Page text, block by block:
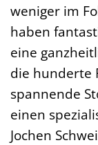
weniger im
haben
eine
die hunderte
spannende
einen
Jochen